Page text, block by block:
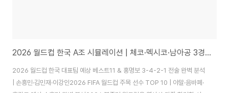
2026 월드컵 한국 A조 시뮬레이션 | 체코·멕시코·남아공 3경기 예상 결과 & 32강 진출 시나리오 총정리
2026 월드컵 한국 대표팀 예상 베스트11 & 홍명보 3-4-2-1 전술 완벽 분석
| 손흥민·김민재·이강인2026 FIFA 월드컵 주목 선수 TOP 10 | 야말·음바페·